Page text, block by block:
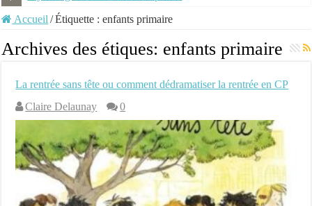
Accueil /Étiquette :enfants primaire
Archives des étiques: enfants primaire
La rentrée sans tête ou comment dédramatiser la rentrée en CP
Claire Delaunay
0